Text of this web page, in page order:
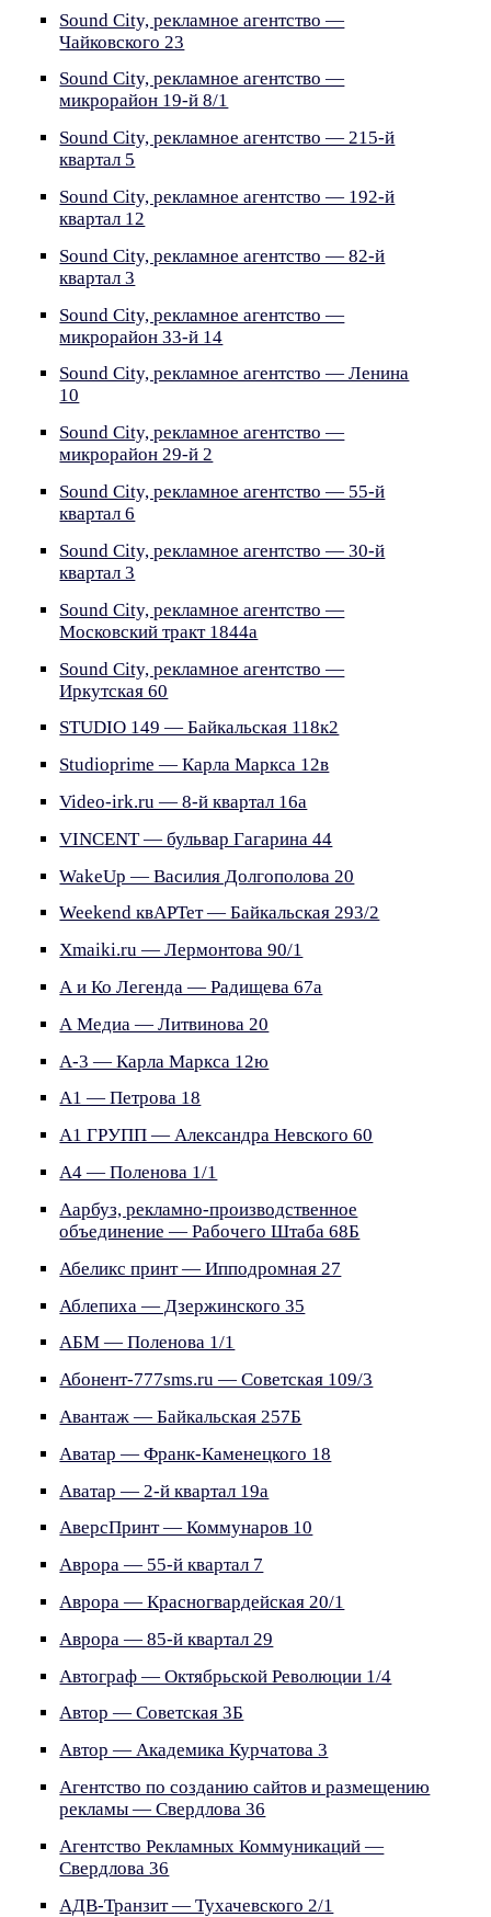
Sound City, рекламное агентство —
Чайковского 23
Sound City, рекламное агентство —
микрорайон 19-й 8/1
Sound City, рекламное агентство — 215-й
квартал 5
Sound City, рекламное агентство — 192-й
квартал 12
Sound City, рекламное агентство — 82-й
квартал 3
Sound City, рекламное агентство —
микрорайон 33-й 14
Sound City, рекламное агентство — Ленина
10
Sound City, рекламное агентство —
микрорайон 29-й 2
Sound City, рекламное агентство — 55-й
квартал 6
Sound City, рекламное агентство — 30-й
квартал 3
Sound City, рекламное агентство —
Московский тракт 1844а
Sound City, рекламное агентство —
Иркутская 60
STUDIO 149 — Байкальская 118к2
Studioprime — Карла Маркса 12в
Video-irk.ru — 8-й квартал 16а
VINCENT — бульвар Гагарина 44
WakeUp — Василия Долгополова 20
Weekend квАРТет — Байкальская 293/2
Xmaiki.ru — Лермонтова 90/1
А и Ко Легенда — Радищева 67а
А Медиа — Литвинова 20
А-3 — Карла Маркса 12ю
А1 — Петрова 18
А1 ГРУПП — Александра Невского 60
А4 — Поленова 1/1
Аарбуз, рекламно-производственное
объединение — Рабочего Штаба 68Б
Абеликс принт — Ипподромная 27
Аблепиха — Дзержинского 35
АБМ — Поленова 1/1
Абонент-777sms.ru — Советская 109/3
Авантаж — Байкальская 257Б
Аватар — Франк-Каменецкого 18
Аватар — 2-й квартал 19а
АверсПринт — Коммунаров 10
Аврора — 55-й квартал 7
Аврора — Красногвардейская 20/1
Аврора — 85-й квартал 29
Автограф — Октябрьской Революции 1/4
Автор — Советская 3Б
Автор — Академика Курчатова 3
Агентство по созданию сайтов и размещению
рекламы — Свердлова 36
Агентство Рекламных Коммуникаций —
Свердлова 36
АДВ-Транзит — Тухачевского 2/1